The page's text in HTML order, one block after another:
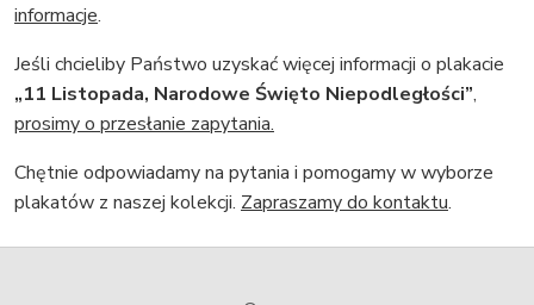
informacje.
Jeśli chcieliby Państwo uzyskać więcej informacji o plakacie
„11 Listopada, Narodowe Święto Niepodległości”,
prosimy o przesłanie zapytania.
Chętnie odpowiadamy na pytania i pomogamy w wyborze
plakatów z naszej kolekcji. Zapraszamy do kontaktu.